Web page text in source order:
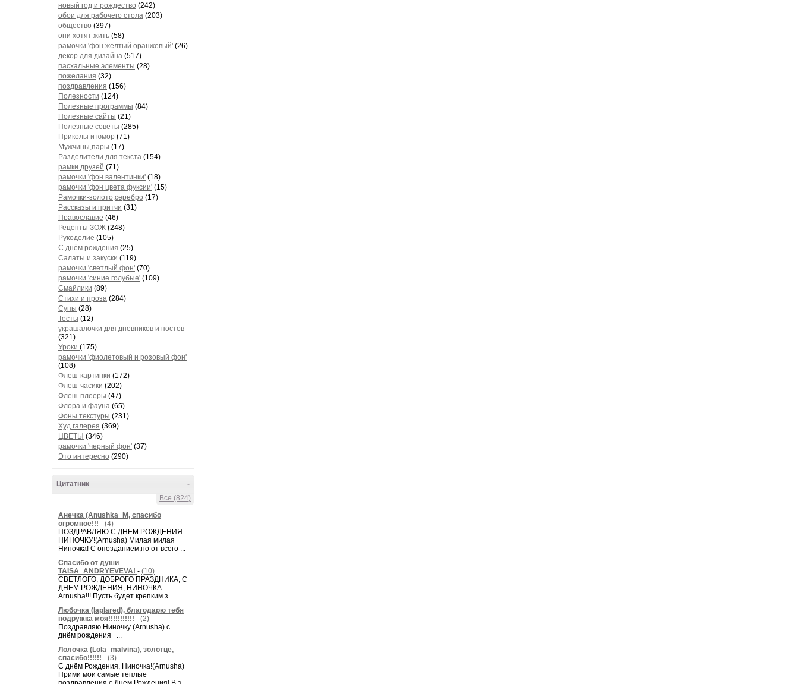
новый год и рождество (242)
обои для рабочего стола (203)
общество (397)
они хотят жить (58)
рамочки 'фон желтый оранжевый' (26)
декор для дизайна (517)
пасхальные элементы (28)
пожелания (32)
поздравления (156)
Полезности (124)
Полезные программы (84)
Полезные сайты (21)
Полезные советы (285)
Приколы и юмор (71)
Мужчины,пары (17)
Разделители для текста (154)
рамки друзей (71)
рамочки 'фон валентинки' (18)
рамочки 'фон цвета фуксии' (15)
Рамочки-золото,серебро (17)
Рассказы и притчи (31)
Православие (46)
Рецепты ЗОЖ (248)
Рукоделие (105)
С днём рождения (25)
Салаты и закуски (119)
рамочки 'светлый фон' (70)
рамочки 'синие голубые' (109)
Смайлики (89)
Стихи и проза (284)
Супы (28)
Тесты (12)
украшалочки для дневников и постов
(321)
Уроки (175)
рамочки 'фиолетовый и розовый фон'
(108)
Флеш-картинки (172)
Флеш-часики (202)
Флеш-плееры (47)
Флора и фауна (65)
Фоны текстуры (231)
Худ.галерея (369)
ЦВЕТЫ (346)
рамочки 'черный фон' (37)
Это интересно (290)
-
Цитатник
Все (824)
Анечка (Anushka_M, спасибо
огромное!!! - (4)
ПОЗДРАВЛЯЮ С ДНЕМ РОЖДЕНИЯ
НИНОЧКУ!(Arnusha) Милая милая
Ниночка! С опозданием,но от всего ...
Спасибо от души
TAISA_ANDRYEVEVA! - (10)
СВЕТЛОГО, ДОБРОГО ПРАЗДНИКА, С
ДНЕМ РОЖДЕНИЯ, НИНОЧКА -
Arnusha!!! Пусть будет крепким з...
Любочка (laplared), благодарю тебя
подружка моя!!!!!!!!!!! - (2)
Поздравляю Ниночку (Arnusha) с
днём рождения ...
Лолочка (Lola_malvina), золотце,
спасибо!!!!!! - (3)
С днём Рождения, Ниночка!(Аrnusha)
Прими мои самые теплые